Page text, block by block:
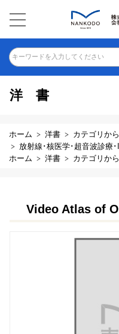
キーワードを入力してください
洋書
ホーム 洋書 カテゴリか
放射線･核医学･超音波診療
ホーム
洋書 カテゴリか
Video Atlas of